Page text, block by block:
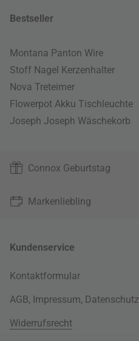
Bestseller
Montana Panton Wire
Stoff Nagel Kerzenhalter
Nova Treteimer
Flowerpot Akku Tischleuchte
Joseph Joseph Wäschekorb
Connox Geburtstag
Markenliebling
Kundenservice
Kontaktformular
AGB, Impressum, Datenschutz
Widerrufsrecht